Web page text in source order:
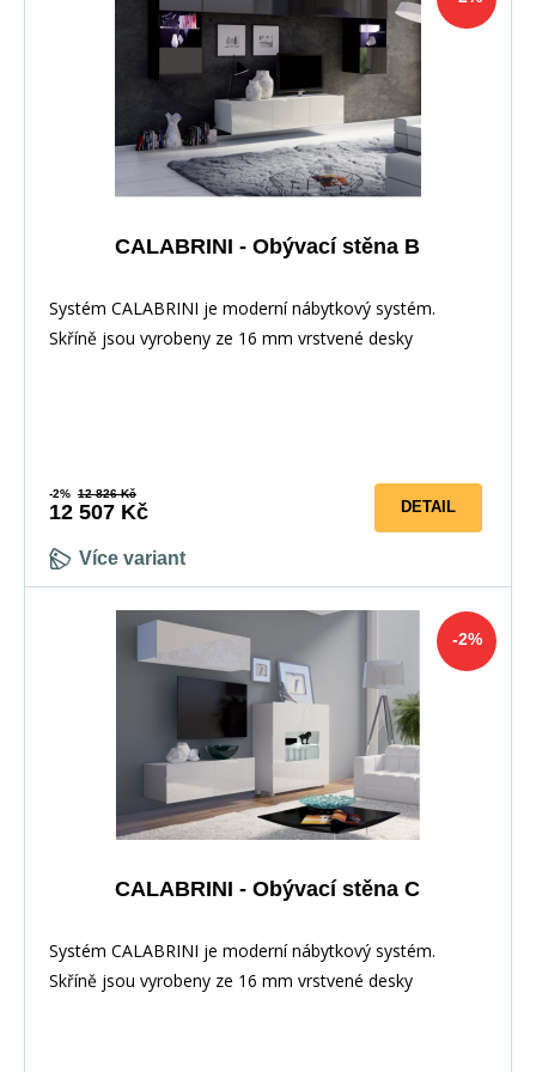
CALABRINI - Obývací stěna B
Systém CALABRINI je moderní nábytkový systém.
Skříně jsou vyrobeny ze 16 mm vrstvené desky
dodává možnost LED osvětlení, které není
zahrnuto&nbsp;v ceně. Lze zakoupit také jednotlivě a
vytvořit si tak vlastní sestavu hodící se do
vašeho&nbsp;interiéru. TV komodu&nbsp;si můžete buď
pověsit nebo nachat stát na podlaze.
-2% 12 826 Kč
12 507 Kč
Více variant
DETAIL
-2%
CALABRINI - Obývací stěna C
Systém CALABRINI je moderní nábytkový systém.
Skříně jsou vyrobeny ze 16 mm vrstvené desky